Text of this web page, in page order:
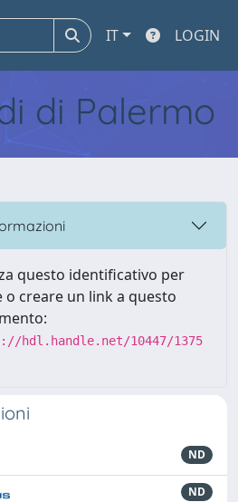
IT LOGIN
di Palermo
questo identificativo per
o creare un link a questo
hdl.handle.net/10447/1375
ND
ND